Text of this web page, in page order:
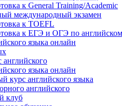
к General Training/Academic
международный экзамен
к TOEFL
к ЕГЭ и ОГЭ по
языка онлайн
языка онлайн
курс английского языка
английского
клуб